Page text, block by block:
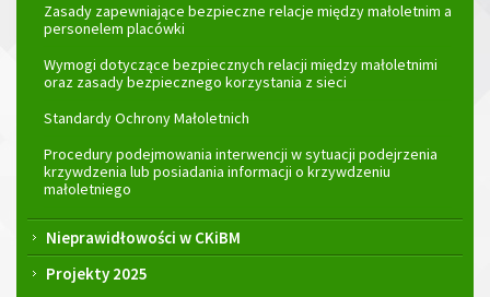
Zasady zapewniające bezpieczne relacje między małoletnim a
personelem placówki
Wymogi dotyczące bezpiecznych relacji między małoletnimi
oraz zasady bezpiecznego korzystania z sieci
Standardy Ochrony Małoletnich
Procedury podejmowania interwencji w sytuacji podejrzenia
krzywdzenia lub posiadania informacji o krzywdzeniu
małoletniego
Nieprawidłowości w CKiBM
Projekty 2025